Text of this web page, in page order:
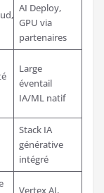
AI Deploy,
GPU via
partenaires
Large
éventail
IA/ML natif
Stack IA
générative
intégré
Vertex AI,